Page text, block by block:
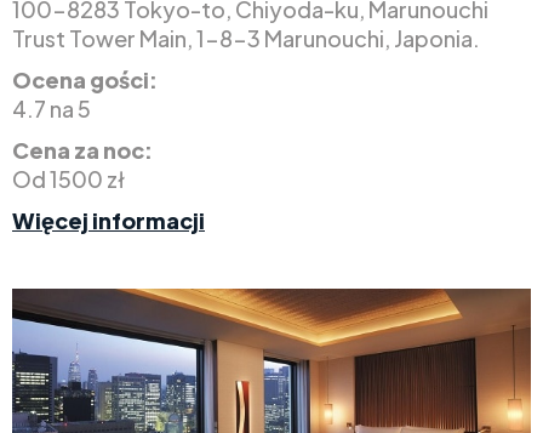
100-8283 Tokyo-to, Chiyoda-ku, Marunouchi
Trust Tower Main, 1-8-3 Marunouchi, Japonia.
Ocena gości:
4.7 na 5
Cena za noc:
Od 1500 zł
Więcej informacji